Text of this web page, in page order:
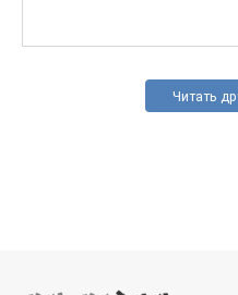
Читать